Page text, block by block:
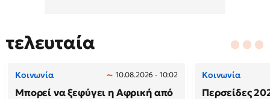
τελευταία
Κοινωνία 10.08.2026 - 10:02
Μπορεί να ξεφύγει η Αφρική από
Κοινωνία
Περσείδες